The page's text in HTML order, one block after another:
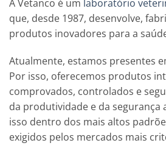
A Vetanco é um laboratório
que, desde 1987, desenvolve,
produtos inovadores para a
Atualmente, estamos presentes
Por isso, oferecemos produtos
comprovados, controlados e
da produtividade e da segurança
isso dentro dos mais altos
exigidos pelos mercados mais